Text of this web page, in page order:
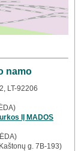
namo
LT-92206
IĮ MADOS
g. 7B-193)